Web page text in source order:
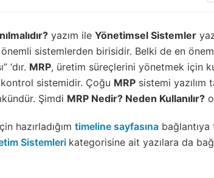
yazım ile Yönetimsel Sistemler
sistemlerden birisidir. Belki de en
‘dır. MRP, üretim süreçlerini yönetmek için
sistemidir. Çoğu MRP sistemi yazılım
Şimdi MRP Nedir? Neden Kullanılır?
hazırladığım timeline sayfasına bağlantıya
Sistemleri kategorisine ait yazılara da